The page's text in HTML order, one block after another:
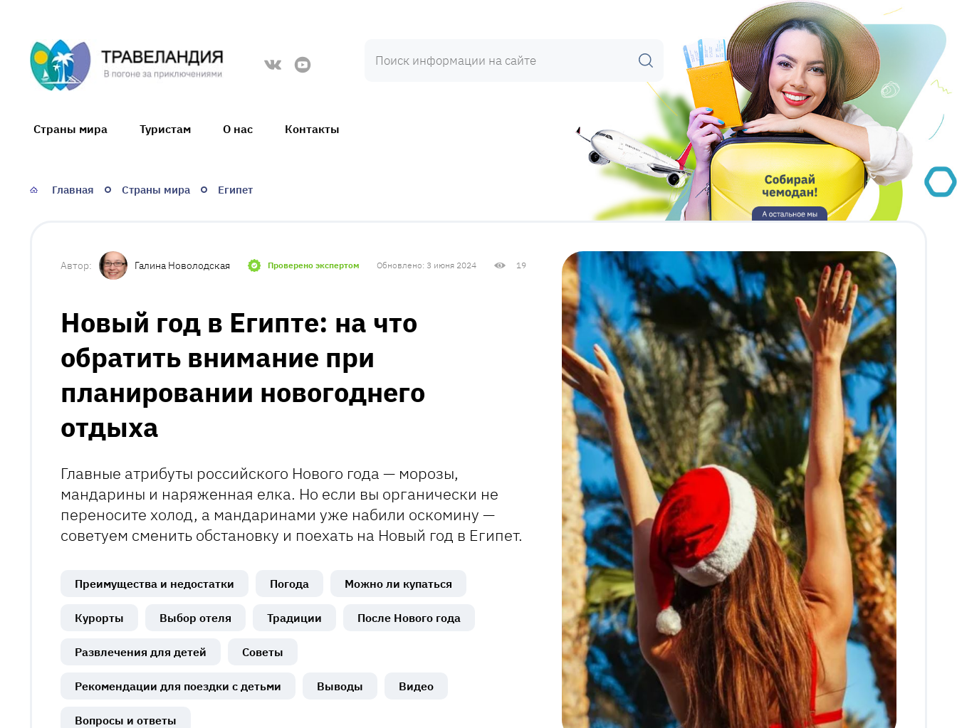
Травеландия
Страны мира Туристам О нас Контакты
Главная Страны мира Египет
Галина Новолодская Проверено экспертом Обновлено: 3 июня 2024 19
Новый год в Египте: на что
обратить внимание при
планировании новогоднего
отдыха
Главные атрибуты российского Нового года — морозы,
мандарины и наряженная елка. Но если вы органически не
переносите холод, а мандаринами уже набили оскомину —
советуем сменить обстановку и поехать на Новый год в Египет.
Преимущества и недостатки Погода Можно ли купаться
Курорты Выбор отеля Традиции После Нового года
Развлечения для детей Советы
Рекомендации для поездки с детьми Выводы Видео
Вопросы и ответы